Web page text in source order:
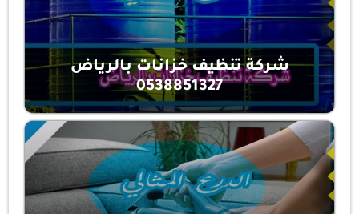
شركة تنظيف خزانات بالرياض
0538851327